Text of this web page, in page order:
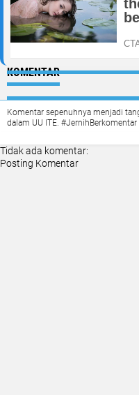
KOMENTAR
Komentar sepenuhnya menjadi
dalam UU ITE. #JernihBerkomentar
Tidak ada komentar:
Posting Komentar